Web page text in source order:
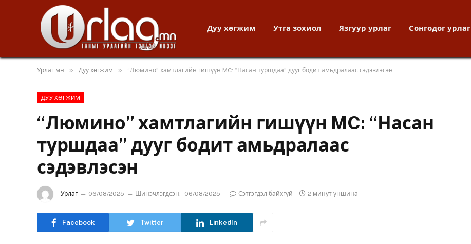
Дуу хөгжим Утга зохиол Язгуур урлаг Сонгодог урлаг
Урлаг.мн » Дуу хөгжим » “Люмино” хамтлагийн гишүүн MC: “Насан туршдаа” дууг бодит амьдралаас сэдэвлэсэн
ДУУ ХӨГЖИМ
“Люмино” хамтлагийн гишүүн MC: “Насан
туршдаа” дууг бодит амьдралаас
сэдэвлэсэн
Урлаг 06/08/2025 Шинэчлэгдсэн: 06/08/2025 Сэтгэгдэл байхгүй 2 минут уншина
Facebook Twitter LinkedIn